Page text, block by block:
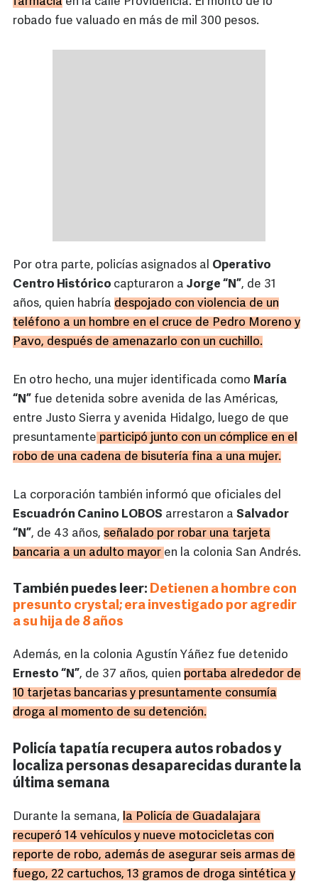
robado fue valuado en más de mil 300 pesos.
Por otra parte, policías asignados al Operativo
Centro Histórico capturaron a Jorge “N”, de 31
años, quien habría despojado con violencia de un
teléfono a un hombre en el cruce de Pedro Moreno y
Pavo, después de amenazarlo con un cuchillo.
En otro hecho, una mujer identificada como María
“N” fue detenida sobre avenida de las Américas,
entre Justo Sierra y avenida Hidalgo, luego de que
presuntamente participó junto con un cómplice en el
robo de una cadena de bisutería fina a una mujer.
La corporación también informó que oficiales del
Escuadrón Canino LOBOS arrestaron a Salvador
“N”, de 43 años, señalado por robar una tarjeta
bancaria a un adulto mayor en la colonia San Andrés.
También puedes leer: Detienen a hombre con
presunto crystal; era investigado por agredir
a su hija de 8 años
Además, en la colonia Agustín Yáñez fue detenido
Ernesto “N”, de 37 años, quien portaba alrededor de
10 tarjetas bancarias y presuntamente consumía
droga al momento de su detención.
Policía tapatía recupera autos robados y
localiza personas desaparecidas durante la
última semana
Durante la semana, la Policía de Guadalajara
recuperó 14 vehículos y nueve motocicletas con
reporte de robo, además de asegurar seis armas de
fuego, 22 cartuchos, 13 gramos de droga sintética y